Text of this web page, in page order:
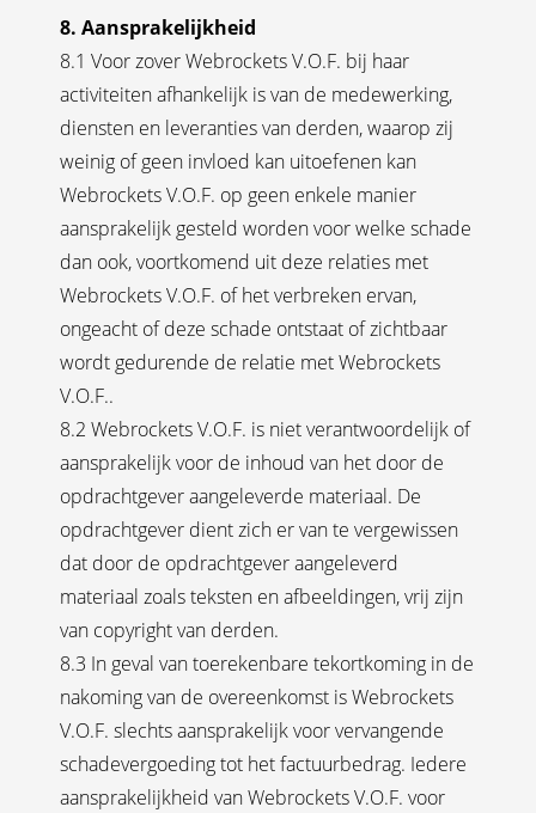
8. Aansprakelijkheid
8.1 Voor zover Webrockets V.O.F. bij haar
activiteiten afhankelijk is van de medewerking,
diensten en leveranties van derden, waarop zij
weinig of geen invloed kan uitoefenen kan
Webrockets V.O.F. op geen enkele manier
aansprakelijk gesteld worden voor welke schade
dan ook, voortkomend uit deze relaties met
Webrockets V.O.F. of het verbreken ervan,
ongeacht of deze schade ontstaat of zichtbaar
wordt gedurende de relatie met Webrockets
V.O.F..
8.2 Webrockets V.O.F. is niet verantwoordelijk of
aansprakelijk voor de inhoud van het door de
opdrachtgever aangeleverde materiaal. De
opdrachtgever dient zich er van te vergewissen
dat door de opdrachtgever aangeleverd
materiaal zoals teksten en afbeeldingen, vrij zijn
van copyright van derden.
8.3 In geval van toerekenbare tekortkoming in de
nakoming van de overeenkomst is Webrockets
V.O.F. slechts aansprakelijk voor vervangende
schadevergoeding tot het factuurbedrag. Iedere
aansprakelijkheid van Webrockets V.O.F. voor